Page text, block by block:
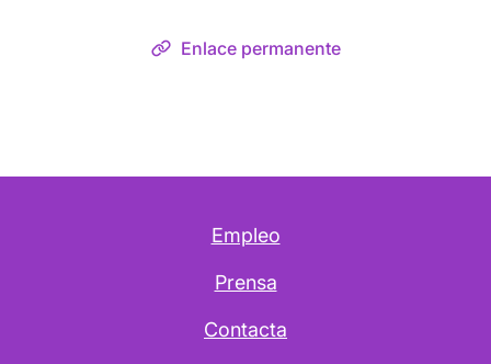
Enlace permanente
Empleo
Prensa
Contacta